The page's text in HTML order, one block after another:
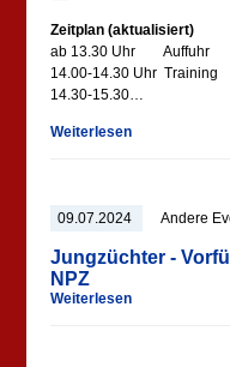
Zeitplan (aktualisiert)
ab 13.30 Uhr Auffuhr
14.00-14.30 Uhr Training
14.30-15.30…
Weiterlesen
09.07.2024 Andere
Jungzüchter -
NPZ
Weiterlesen